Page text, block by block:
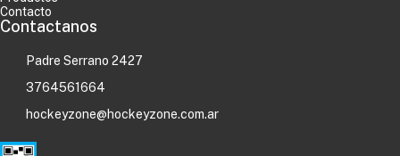
Contacto
Contactanos
Padre Serrano 2427
3764561664
hockeyzone@hockeyzone.com.ar